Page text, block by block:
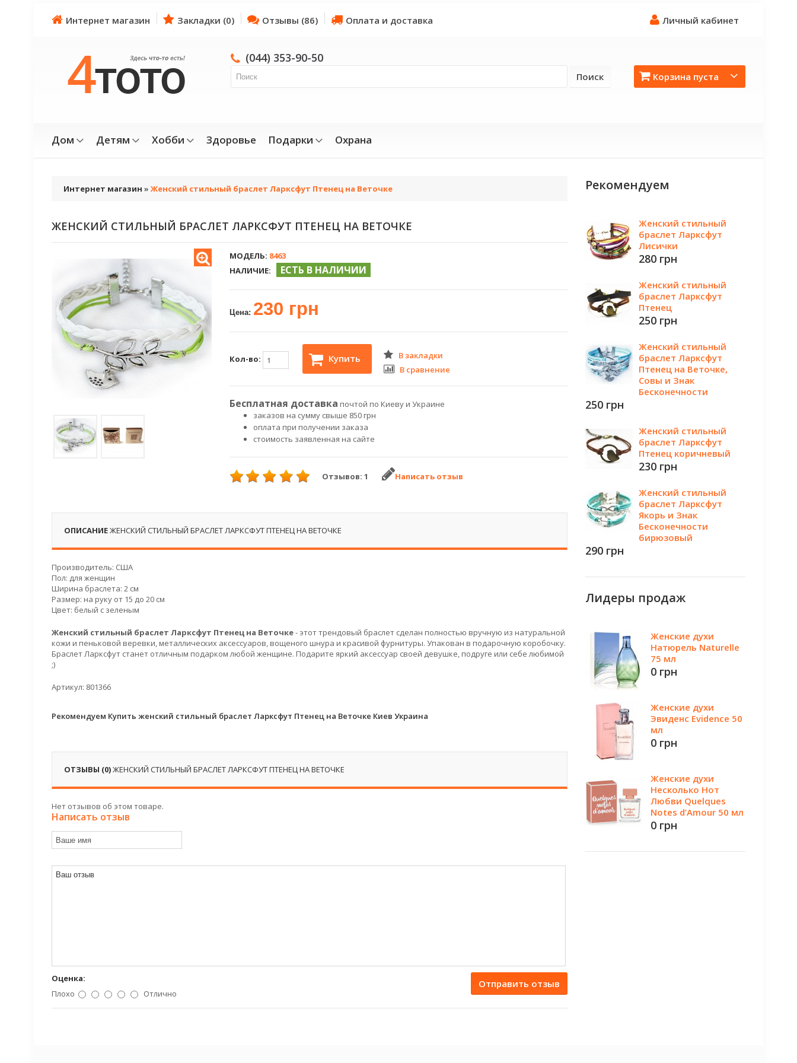
Интернет магазин Закладки (0) Отзывы (86) Оплата и доставка Личный кабинет
Корзина пуста
(044) 353-90-50
Поиск
Дом Детям Хобби Здоровье Подарки Охрана
Интернет магазин » Женский стильный браслет Ларксфут Птенец на Веточке
ЖЕНСКИЙ СТИЛЬНЫЙ БРАСЛЕТ ЛАРКСФУТ ПТЕНЕЦ НА ВЕТОЧКЕ
МОДЕЛЬ: 8463
НАЛИЧИЕ:
ЕСТЬ В НАЛИЧИИ
Цена: 230 грн
Кол-во: Купить
В закладки
В сравнение
Бесплатная доставка почтой по Киеву и Украине
заказов на сумму свыше 850 грн
оплата при получении заказа
стоимость заявленная на сайте
Отзывов: 1 Написать отзыв
ОПИСАНИЕЖЕНСКИЙ СТИЛЬНЫЙ БРАСЛЕТ ЛАРКСФУТ ПТЕНЕЦ НА ВЕТОЧКЕ
Производитель: США
Пол: для женщин
Ширина браслета: 2 см
Размер: на руку от 15 до 20 см
Цвет: белый с зеленым
Женский стильный браслет Ларксфут Птенец на Веточке- этот трендовый браслет сделан полностью вручную из натуральной
кожи и пеньковой веревки, металлических аксессуаров, вощеного шнура и красивой фурнитуры. Упакован в подарочную коробочку.
Браслет Ларксфут станет отличным подарком любой женщине. Подарите яркий аксессуар своей девушке, подруге или себе любимой
;)
Артикул: 801366
Рекомендуем Купить женский стильный браслет Ларксфут Птенец на Веточке Киев Украина
ОТЗЫВЫ (0)ЖЕНСКИЙ СТИЛЬНЫЙ БРАСЛЕТ ЛАРКСФУТ ПТЕНЕЦ НА ВЕТОЧКЕ
Нет отзывов об этом товаре.
Написать отзыв
Отправить отзыв
Оценка:
Плохо
Отлично
Рекомендуем
Женский стильный
браслет Ларксфут
Лисички
280 грн
Женский стильный
браслет Ларксфут
Птенец
250 грн
Женский стильный
браслет Ларксфут
Птенец на Веточке,
Совы и Знак
Бесконечности
250 грн
Женский стильный
браслет Ларксфут
Птенец коричневый
230 грн
Женский стильный
браслет Ларксфут
Якорь и Знак
Бесконечности
бирюзовый
290 грн
Лидеры продаж
Женские духи
Натюрель Naturelle
75 мл
0 грн
Женские духи
Эвиденс Evidence 50
мл
0 грн
Женские духи
Несколько Нот
Любви Quelques
Notes d’Amour 50 мл
0 грн